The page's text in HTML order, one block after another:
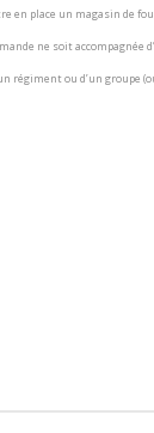
en place un magasin de
ne soit
régiment ou d’un groupe